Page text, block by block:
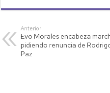
at
s
A
p
tt p
Li
ail
Anterior
Evo Morales encabeza
pidiendo renuncia de
Paz